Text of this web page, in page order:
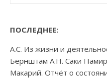
ПОСЛЕДНЕЕ:
А.С. Из жизни и
Бернштам А.Н. Саки
Макарий. Отчёт о